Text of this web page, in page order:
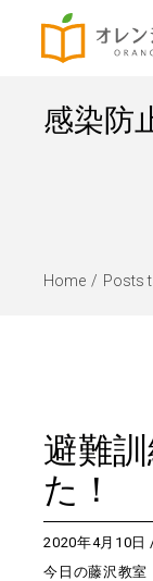
感染
Home Posts
避難
た！
2020年4月10日
今日の藤沢教室